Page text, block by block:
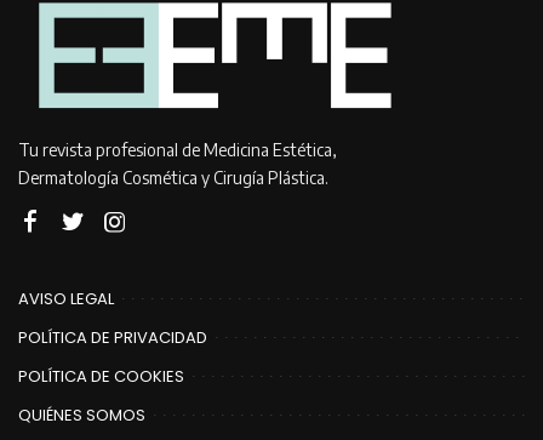
Tu revista profesional de Medicina Estética,
Dermatología Cosmética y Cirugía Plástica.
AVISO LEGAL
POLÍTICA DE PRIVACIDAD
POLÍTICA DE COOKIES
QUIÉNES SOMOS